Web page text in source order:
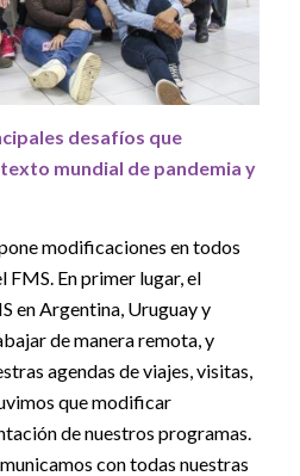
desafíos que
mundial de pandemia y
modificaciones en todos
En primer lugar, el
en Argentina, Uruguay y
de manera remota, y
agendas de viajes, visitas,
que modificar
de nuestros programas.
con todas nuestras